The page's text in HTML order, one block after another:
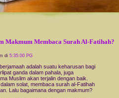
Makmum Membaca Surah Al-Fatihah?
di 5:35:00 PG
adalah suatu keharusan bagi
ganda dalam pahala, juga
Muslim akan terjalin dengan baik.
solat, membaca surah al-Fatihah
Lalu bagaimana dengan makmum?